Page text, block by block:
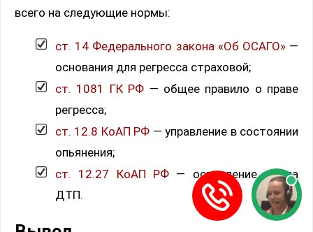
всего на следующие нормы:
ст. 14 Федерального закона «Об ОСАГО»—
основания для регресса страховой;
ст. 1081 ГК РФ — общее правило о праве
регресса;
ст. 12.8 КоАП РФ — управление в состоянии
опьянения;
ст. 12.27 КоАП РФ — оставление места
ДТП.